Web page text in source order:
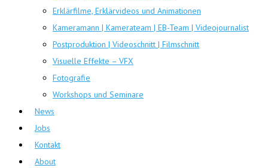
Erklärfilme, Erklärvideos und Animationen
Kameramann | Kamerateam | EB-Team | Videojournalist
Postproduktion | Videoschnitt | Filmschnitt
Visuelle Effekte – VFX
Fotografie
Workshops und Seminare
News
Jobs
Kontakt
About